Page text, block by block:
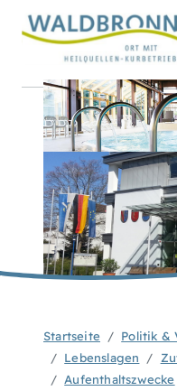
Startseite Politik &
Lebenslagen
Aufenthaltszwecke